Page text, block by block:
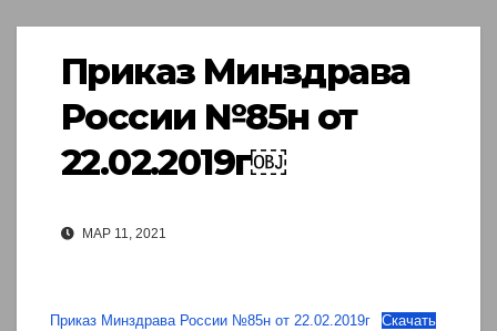
Приказ Минздрава
России №85н от
22.02.2019г￼
МАР 11, 2021
Приказ Минздрава России №85н от 22.02.2019г Скачать